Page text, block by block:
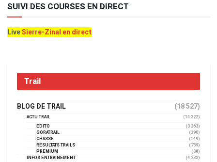
SUIVI DES COURSES EN DIRECT
LiveSierre-Zinal en direct
Trail
BLOG DE TRAIL (18 527)
ACTU TRAIL
(14 322)
EDITO
(3 363)
GORATRAIL
(390)
CHASSE
(149)
RÉSULTATS TRAILS
(739)
PREMIUM
(38)
INFOS ENTRAINEMENT
(4 233)